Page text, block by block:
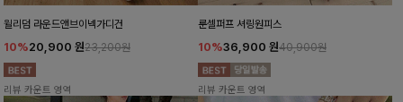
윌리덤 라운드앤브이넥가디건
10%20,900 원23,200원
리뷰 카운트 영역
룬셀퍼프 셔링원피스
10%36,900 원40,900원
리뷰 카운트 영역